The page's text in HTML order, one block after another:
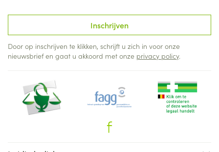
Inschrijven
Door op inschrijven te klikken, schrijft u zich in voor onze
nieuwsbrief en gaat u akkoord met onze privacy policy.